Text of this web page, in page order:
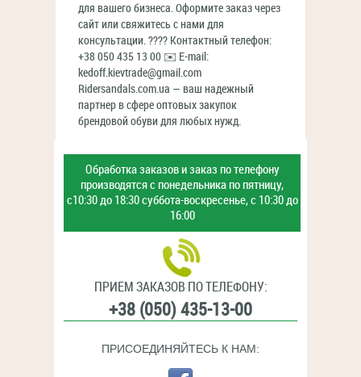
для вашего бизнеса. Оформите заказ через
сайт или свяжитесь с нами для
консультации. ???? Контактный телефон:
+38 050 435 13 00 ✉️ E-mail:
kedoff.kievtrade@gmail.com
Ridersandals.com.ua — ваш надежный
партнер в сфере оптовых закупок
брендовой обуви для любых нужд.
Обработка заказов и заказ по телефону
производятся с понедельника по пятницу,
с10:30 до 18:30суббота-воскресенье,с 10:30 до
16:00
ПРИЕМ ЗАКАЗОВ ПО ТЕЛЕФОНУ:
+38 (050) 435-13-00
ПРИСОЕДИНЯЙТЕСЬ К НАМ: